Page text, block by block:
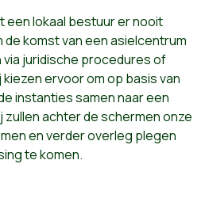
een lokaal bestuur er nooit
de komst van een asielcentrum
juridische procedures of
ervoor om op basis van
instanties samen naar een
achter de schermen onze
en verder overleg plegen
te komen.